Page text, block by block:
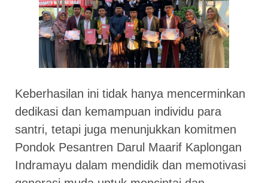
Keberhasilan ini tidak hanya mencerminkan
dedikasi dan kemampuan individu para
santri, tetapi juga menunjukkan komitmen
Pondok Pesantren Darul Maarif Kaplongan
Indramayu dalam mendidik dan memotivasi